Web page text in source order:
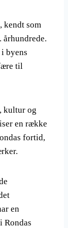
kendt som
århundrede.
byens
til
kultur og
en række
fortid,
en
Rondas